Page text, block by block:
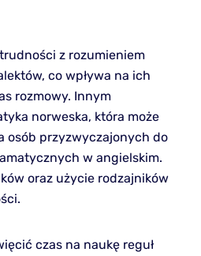
z rozumieniem
co wpływa na ich
rozmowy. Innym
norweska, która może
osób przyzwyczajonych do
w angielskim.
oraz użycie rodzajników
czas na naukę reguł